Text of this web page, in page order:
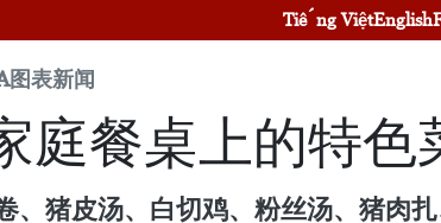
Tiếng ViệtEnglish
图表新闻
庭餐桌上的特色
猪皮汤、白切鸡、粉丝汤、猪肉